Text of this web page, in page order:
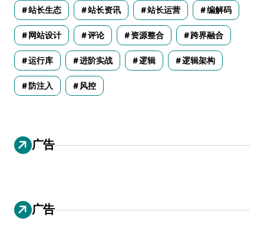
站长生态 站长资讯 站长运营 编解码
网站设计 评论 资源整合 跨界融合
运行库 进阶实战 逻辑 逻辑架构
防注入 风控
广告
广告